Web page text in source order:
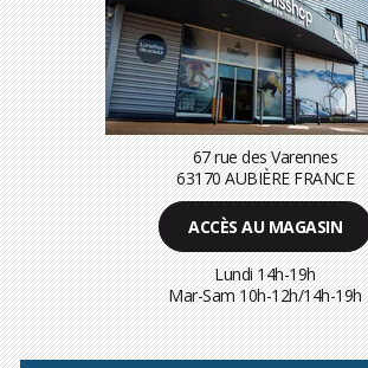
67 rue des Varennes
63170 AUBIÈRE FRANCE
ACCÈS AU MAGASIN
Lundi 14h-19h
Mar-Sam 10h-12h/14h-19h